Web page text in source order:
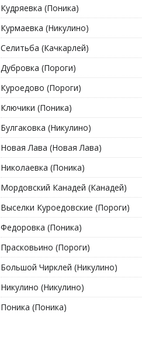
Кудряевка (Поника)
Курмаевка (Никулино)
Селитьба (Качкарлей)
Дубровка (Пороги)
Куроедово (Пороги)
Ключики (Поника)
Булгаковка (Никулино)
Новая Лава (Новая Лава)
Николаевка (Поника)
Мордовский Канадей (Канадей)
Выселки Куроедовские (Пороги)
Федоровка (Поника)
Прасковьино (Пороги)
Большой Чирклей (Никулино)
Никулино (Никулино)
Поника (Поника)